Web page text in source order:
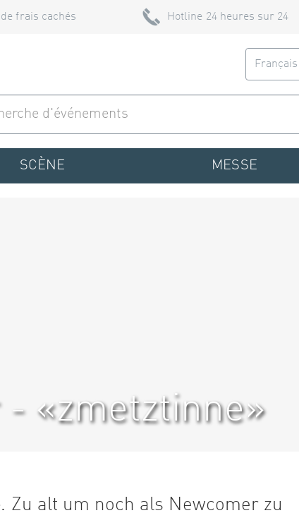
de frais cachés Hotline 24 heures sur 24
Français
SCÈNE MESSE
«zmetztinne»
Zu alt um noch als Newcomer zu